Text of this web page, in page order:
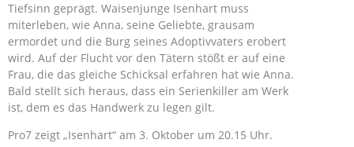
Tiefsinn geprägt. Waisenjunge Isenhart muss
miterleben, wie Anna, seine Geliebte, grausam
ermordet und die Burg seines Adoptivvaters erobert
wird. Auf der Flucht vor den Tätern stößt er auf eine
Frau, die das gleiche Schicksal erfahren hat wie Anna.
Bald stellt sich heraus, dass ein Serienkiller am Werk
ist, dem es das Handwerk zu legen gilt.
Pro7 zeigt „Isenhart“ am 3. Oktober um 20.15 Uhr.